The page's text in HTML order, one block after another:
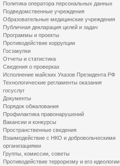
Политика оператора персональных данных
Подведомственные учреждения
Образовательные медицинские учреждения
Публичная декларация целей и задач
Программы и проекты
Противодействие коррупции
Госзакупки
Отчеты и статистика
Сведения о проверках
Исполнение майских Указов Президента РФ
Технологические регламенты оказания
госуслуг
Документы
Порядок обжалования
Профилактика правонарушений
Вакансии и конкурсы
Пространственные сведения
Взаимодействие с НКО и добровольческими
организациями
Группы, комиссии, советы
Противодействие терроризму и его идеологии